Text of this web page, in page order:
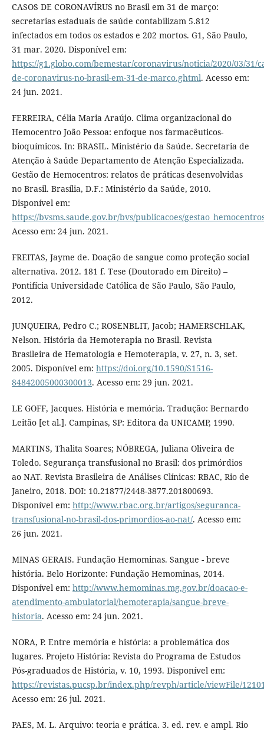
CASOS DE CORONAVÍRUS no Brasil em 31 de março:
secretarias estaduais de saúde contabilizam 5.812
infectados em todos os estados e 202 mortos. G1, São Paulo,
31 mar. 2020. Disponível em:
https://g1.globo.com/bemestar/coronavirus/noticia/2020/03/31/
de-coronavirus-no-brasil-em-31-de-marco.ghtml. Acesso em:
24 jun. 2021.
FERREIRA, Célia Maria Araújo. Clima organizacional do
Hemocentro João Pessoa: enfoque nos farmacêuticos-
bioquímicos. In: BRASIL. Ministério da Saúde. Secretaria de
Atenção à Saúde Departamento de Atenção Especializada.
Gestão de Hemocentros: relatos de práticas desenvolvidas
no Brasil. Brasília, D.F.: Ministério da Saúde, 2010.
Disponível em:
https://bvsms.saude.gov.br/bvs/publicacoes/
Acesso em: 24 jun. 2021.
FREITAS, Jayme de. Doação de sangue como proteção social
alternativa. 2012. 181 f. Tese (Doutorado em Direito) –
Pontifícia Universidade Católica de São Paulo, São Paulo,
2012.
JUNQUEIRA, Pedro C.; ROSENBLIT, Jacob; HAMERSCHLAK,
Nelson. História da Hemoterapia no Brasil. Revista
Brasileira de Hematologia e Hemoterapia, v. 27, n. 3, set.
2005. Disponível em: https://doi.org/10.1590/S1516-
84842005000300013. Acesso em: 29 jun. 2021.
LE GOFF, Jacques. História e memória. Tradução: Bernardo
Leitão [et al.]. Campinas, SP: Editora da UNICAMP, 1990.
MARTINS, Thalita Soares; NÓBREGA, Juliana Oliveira de
Toledo. Segurança transfusional no Brasil: dos primórdios
ao NAT. Revista Brasileira de Análises Clínicas: RBAC, Rio de
Janeiro, 2018. DOI: 10.21877/2448-3877.201800693.
Disponível em: http://www.rbac.org.br/artigos/seguranca-
transfusional-no-brasil-dos-primordios-ao-nat/. Acesso em:
26 jun. 2021.
MINAS GERAIS. Fundação Hemominas. Sangue - breve
história. Belo Horizonte: Fundação Hemominas, 2014.
Disponível em: http://www.hemominas.mg.gov.br/doacao-e-
atendimento-ambulatorial/hemoterapia/sangue-breve-
historia. Acesso em: 24 jun. 2021.
NORA, P. Entre memória e história: a problemática dos
lugares. Projeto História: Revista do Programa de Estudos
Pós-graduados de História, v. 10, 1993. Disponível em:
https://revistas.pucsp.br/index.php/revph/article/viewFile/
Acesso em: 26 jul. 2021.
PAES, M. L. Arquivo: teoria e prática. 3. ed. rev. e ampl. Rio